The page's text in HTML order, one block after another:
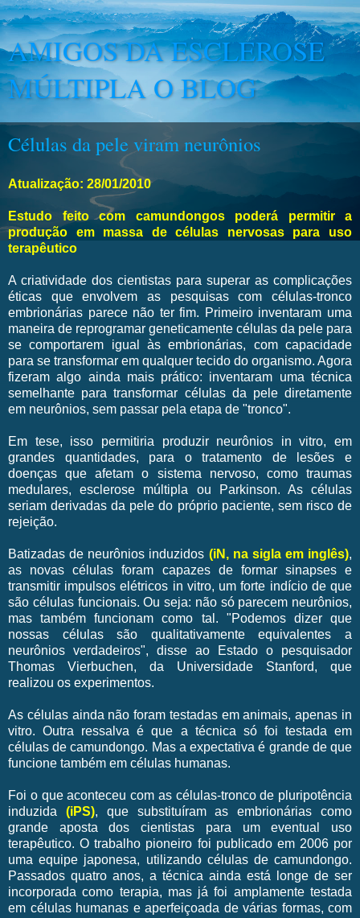
AMIGOS DA ESCLEROSE
MÚLTIPLA O BLOG
Células da pele viram neurônios
Atualização: 28/01/2010
Estudo feito com camundongos poderá permitir a
produção em massa de células nervosas para uso
terapêutico
A criatividade dos cientistas para superar as complicações
éticas que envolvem as pesquisas com células-tronco
embrionárias parece não ter fim. Primeiro inventaram uma
maneira de reprogramar geneticamente células da pele para
se comportarem igual às embrionárias, com capacidade
para se transformar em qualquer tecido do organismo. Agora
fizeram algo ainda mais prático: inventaram uma técnica
semelhante para transformar células da pele diretamente
em neurônios, sem passar pela etapa de "tronco".
Em tese, isso permitiria produzir neurônios in vitro, em
grandes quantidades, para o tratamento de lesões e
doenças que afetam o sistema nervoso, como traumas
medulares, esclerose múltipla ou Parkinson. As células
seriam derivadas da pele do próprio paciente, sem risco de
rejeição.
Batizadas de neurônios induzidos (iN, na sigla em inglês),
as novas células foram capazes de formar sinapses e
transmitir impulsos elétricos in vitro, um forte indício de que
são células funcionais. Ou seja: não só parecem neurônios,
mas também funcionam como tal. "Podemos dizer que
nossas células são qualitativamente equivalentes a
neurônios verdadeiros", disse ao Estado o pesquisador
Thomas Vierbuchen, da Universidade Stanford, que
realizou os experimentos.
As células ainda não foram testadas em animais, apenas in
vitro. Outra ressalva é que a técnica só foi testada em
células de camundongo. Mas a expectativa é grande de que
funcione também em células humanas.
Foi o que aconteceu com as células-tronco de pluripotência
induzida (iPS), que substituíram as embrionárias como
grande aposta dos cientistas para um eventual uso
terapêutico. O trabalho pioneiro foi publicado em 2006 por
uma equipe japonesa, utilizando células de camundongo.
Passados quatro anos, a técnica ainda está longe de ser
incorporada como terapia, mas já foi amplamente testada
em células humanas e aperfeiçoada de várias formas, com